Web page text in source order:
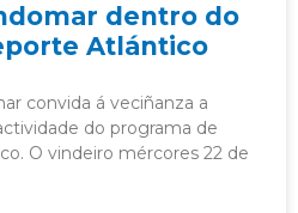
dentro do
Atlántico
convida á veciñanza a
do programa de
O vindeiro mércores 22 de